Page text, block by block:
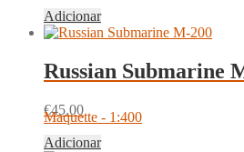
Adicionar
Russian Submarine
€45.00
Maquette - 1:400
Adicionar